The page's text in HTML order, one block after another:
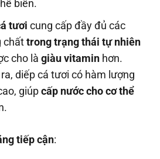
biến.
tươi cung cấp đầy đủ các
chấttrong trạng thái tự nhiên
cho là giàu vitaminhơn.
diếp cá tươi có hàm lượng
giúpcấp nước cho cơ thể
tiếp cận: